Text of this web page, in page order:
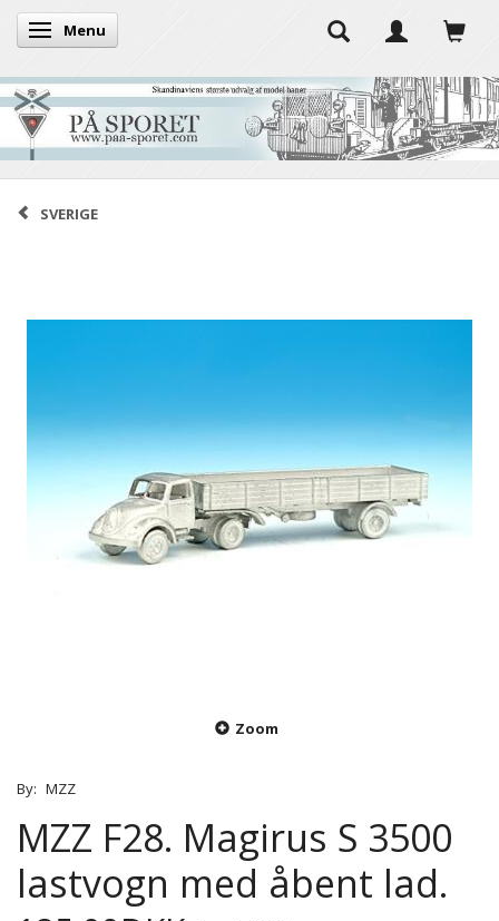
Toggle navigation
Menu
SVERIGE
Zoom
By: MZZ
MZZ F28. Magirus S 3500
lastvogn med åbent lad.